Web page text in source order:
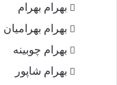
بهرام بهرام
بهرام بهرامیان‏
بهرام چوبینه
بهرام شاپور